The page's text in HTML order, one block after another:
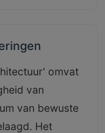
omvat
van
van bewuste
Het